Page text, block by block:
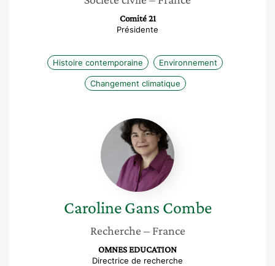
Comité 21
Présidente
Histoire contemporaine Environnement
Changement climatique
Caroline
Gans
Combe
Caroline Gans Combe
Recherche – France
OMNES EDUCATION
Directrice de recherche